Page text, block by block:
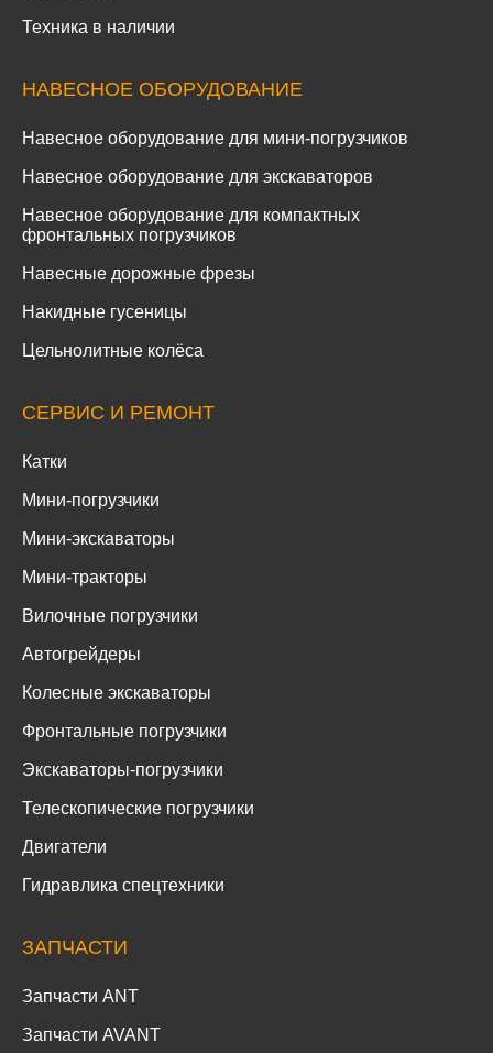
Техника в наличии
НАВЕСНОЕ ОБОРУДОВАНИЕ
Навесное оборудование для мини-погрузчиков
Навесное оборудование для экскаваторов
Навесное оборудование для компактных
фронтальных погрузчиков
Навесные дорожные фрезы
Накидные гусеницы
Цельнолитные колёса
СЕРВИС И РЕМОНТ
Катки
Мини-погрузчики
Мини-экскаваторы
Мини-тракторы
Вилочные погрузчики
Автогрейдеры
Колесные экскаваторы
Фронтальные погрузчики
Экскаваторы-погрузчики
Телескопические погрузчики
Двигатели
Гидравлика спецтехники
ЗАПЧАСТИ
Запчасти ANT
Запчасти AVANT